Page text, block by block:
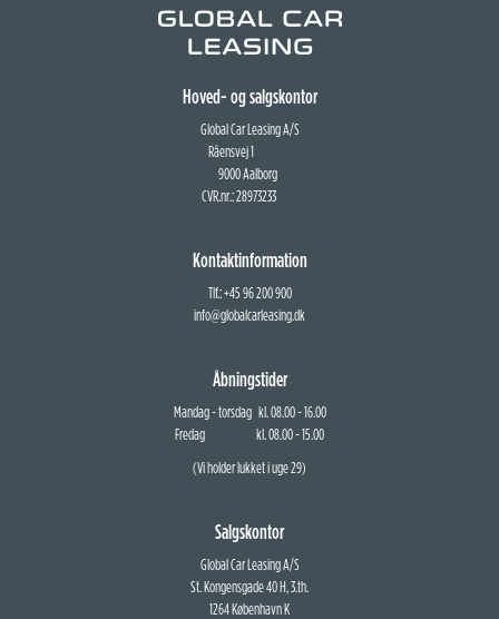
Hoved- og salgskontor
Global Car Leasing A/S
Råensvej 1
9000 Aalborg
CVR.nr.: 28973233
Kontaktinformation
Tlf.: +45 96 200 900
info@globalcarleasing.dk
Åbningstider
Mandag - torsdag kl. 08.00 - 16.00
Fredag kl. 08.00 - 15.00
(Vi holder lukket i uge 29)
Salgskontor
Global Car Leasing A/S
St. Kongensgade 40 H, 3.th.
1264 København K